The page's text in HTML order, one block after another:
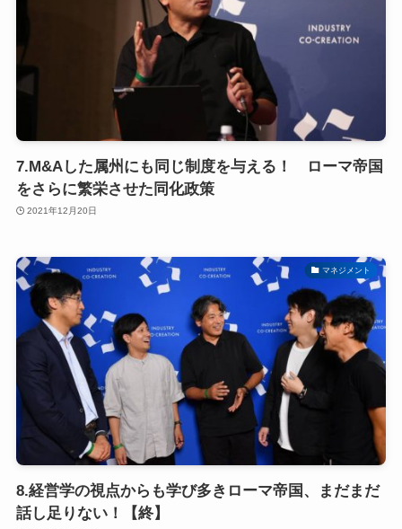
7.M&Aした属州にも同じ制度を与える！ ローマ帝国
をさらに繁栄させた同化政策
2021年12月20日
マネジメント
8.経営学の視点からも学び多きローマ帝国、まだまだ
話し足りない！【終】